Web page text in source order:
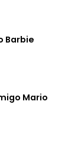
Barbie
Mario